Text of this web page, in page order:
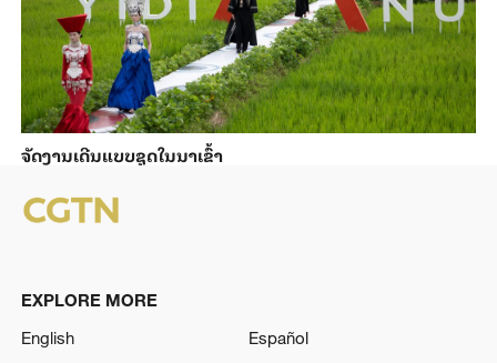
ຈັດງານເດີນແບບຊຸດໃນນາເຂົ້າ
EXPLORE MORE
English
Español